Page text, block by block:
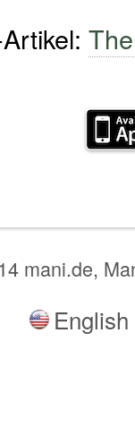
mani.de,
English